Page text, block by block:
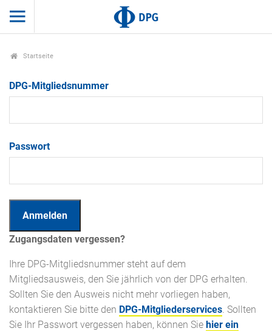
Startseite
DPG-Mitgliedsnummer
Passwort
Zugangsdaten vergessen?
Ihre DPG-Mitgliedsnummer steht auf dem
Mitgliedsausweis, den Sie jährlich von der DPG erhalten.
Sollten Sie den Ausweis nicht mehr vorliegen haben,
kontaktieren Sie bitte den DPG-Mitgliederservices . Sollten
Sie Ihr Passwort vergessen haben, können Sie hier ein